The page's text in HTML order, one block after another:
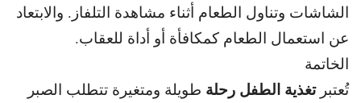
الشاشات وتناول الطعام أثناء مشاهدة التلفاز. والابتعاد
عن استعمال الطعام كمكافأة أو أداة للعقاب.
الخاتمة
تُعتبر تغذية الطفل رحلة طويلة ومتغيرة تتطلب الصبر